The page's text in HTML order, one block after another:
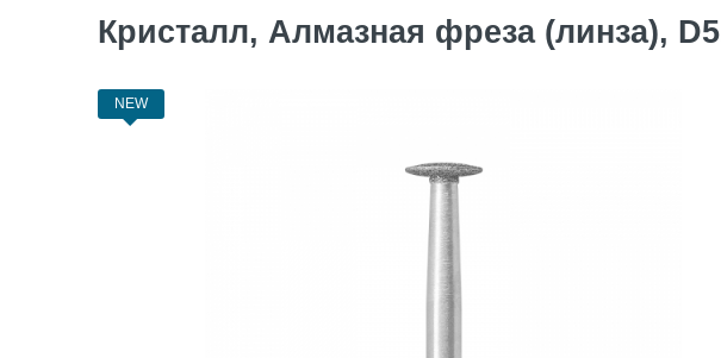
Кристалл, Алмазная фреза (линза),
NEW